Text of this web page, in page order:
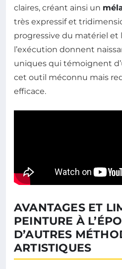
claires, créant ainsi un
très expressif et
progressive du matériel et
l’exécution donnent
uniques qui témoignent
cet outil méconnu mais
efficace.
AVANTAGES ET
PEINTURE À
D’AUTRES
ARTISTIQUES